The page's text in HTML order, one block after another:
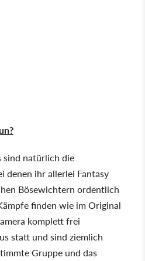
sind natürlich die
denen ihr allerlei Fantasy
Bösewichtern ordentlich
finden wie im Original
komplett frei
statt und sind ziemlich
Gruppe und das